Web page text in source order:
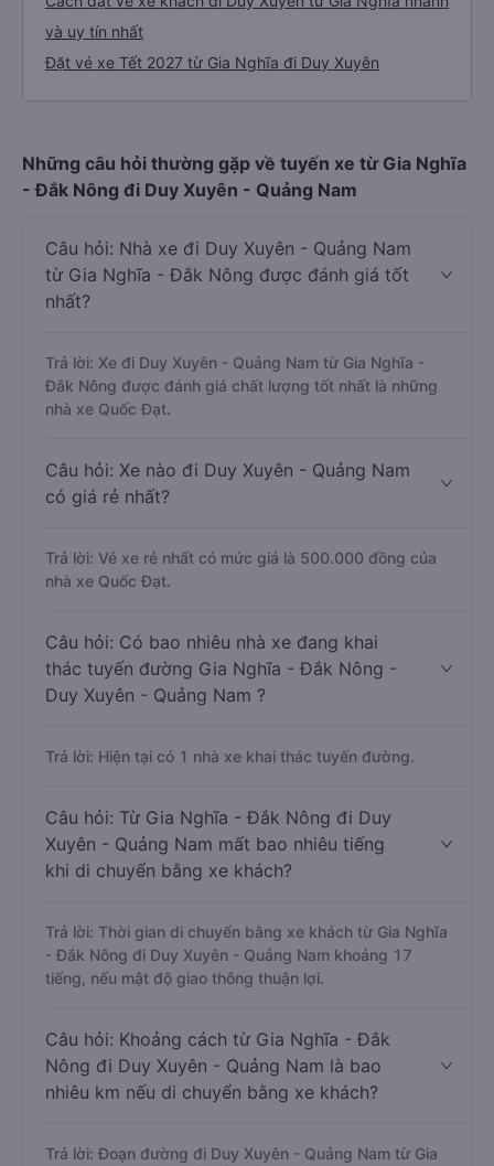
và uy tín nhất
Đặt vé xe Tết 2027 từ Gia Nghĩa đi Duy Xuyên
Những câu hỏi thường gặp về tuyến xe từ Gia Nghĩa
- Đắk Nông đi Duy Xuyên - Quảng Nam
Câu hỏi: Nhà xe đi Duy Xuyên - Quảng Nam
từ Gia Nghĩa - Đắk Nông được đánh giá tốt
nhất?
Trả lời: Xe đi Duy Xuyên - Quảng Nam từ Gia Nghĩa -
Đắk Nông được đánh giá chất lượng tốt nhất là những
nhà xe Quốc Đạt.
Câu hỏi: Xe nào đi Duy Xuyên - Quảng Nam
có giá rẻ nhất?
Trả lời: Vé xe rẻ nhất có mức giá là 500.000 đồng của
nhà xe Quốc Đạt.
Câu hỏi: Có bao nhiêu nhà xe đang khai
thác tuyến đường Gia Nghĩa - Đắk Nông -
Duy Xuyên - Quảng Nam ?
Trả lời: Hiện tại có 1 nhà xe khai thác tuyến đường.
Câu hỏi: Từ Gia Nghĩa - Đắk Nông đi Duy
Xuyên - Quảng Nam mất bao nhiêu tiếng
khi di chuyển bằng xe khách?
Trả lời: Thời gian di chuyển bằng xe khách từ Gia Nghĩa
- Đắk Nông đi Duy Xuyên - Quảng Nam khoảng 17
tiếng, nếu mật độ giao thông thuận lợi.
Câu hỏi: Khoảng cách từ Gia Nghĩa - Đắk
Nông đi Duy Xuyên - Quảng Nam là bao
nhiêu km nếu di chuyển bằng xe khách?
Trả lời: Đoạn đường đi Duy Xuyên - Quảng Nam từ Gia